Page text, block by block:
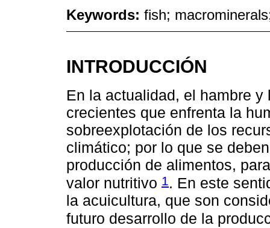
Keywords: fish;
INTRODUCCIÓN
En la actualidad, el hambre
crecientes que enfrenta la
sobreexplotación de los
climático; por lo que se
producción de alimentos,
valor nutritivo 1. En este
la acuicultura, que son
futuro desarrollo de la